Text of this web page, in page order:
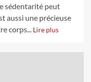
sédentarité peut
aussi une précieuse
corps... Lire plus